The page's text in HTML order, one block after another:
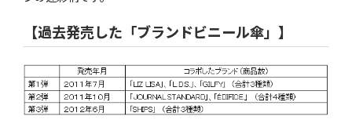
【過去発売した「ブランドビニール傘」】